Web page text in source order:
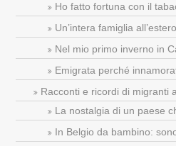
Ho fatto fortuna con il
Un’intera famiglia all’estero
Nel mio primo inverno in
Emigrata perché
Racconti e ricordi di migranti
La nostalgia di un paese
In Belgio da bambino: